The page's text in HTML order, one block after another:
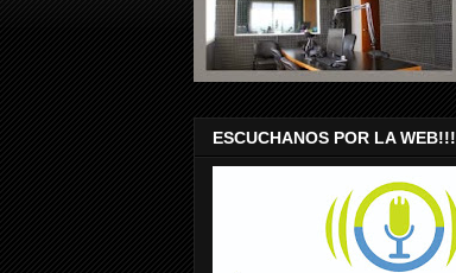
ESCUCHANOS POR LA WEB!!!